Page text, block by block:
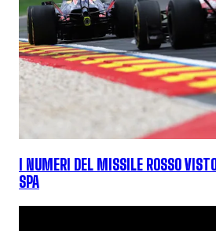
I NUMERI DEL MISSILE ROSSO
SPA